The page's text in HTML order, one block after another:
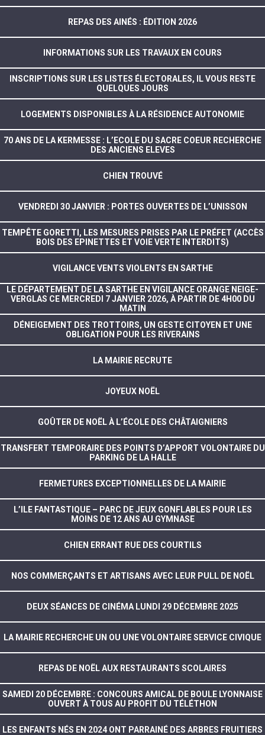
REPAS DES AINÉS : ÉDITION 2026
INFORMATIONS SUR LES TRAVAUX EN COURS
INSCRIPTIONS SUR LES LISTES ÉLECTORALES, IL VOUS RESTE
QUELQUES JOURS
LOGEMENTS DISPONIBLES À LA RÉSIDENCE AUTONOMIE
70 ANS DE LA KERMESSE : L’ECOLE DU SACRE COEUR RECHERCHE
DES ANCIENS ELEVES
CHIEN TROUVÉ
VENDREDI 30 JANVIER : PORTES OUVERTES DE L’UNISSON
TEMPÊTE GORETTI, LES MESURES PRISES PAR LE PRÉFET (ACCÈS
BOIS DES EPINETTES ET VOIE VERTE INTERDITS)
VIGILANCE VENTS VIOLENTS EN SARTHE
LE DÉPARTEMENT DE LA SARTHE EN VIGILANCE ORANGE NEIGE-
VERGLAS CE MERCREDI 7 JANVIER 2026, À PARTIR DE 4H00 DU
MATIN
DÉNEIGEMENT DES TROTTOIRS, UN GESTE CITOYEN ET UNE
OBLIGATION POUR LES RIVERAINS
LA MAIRIE RECRUTE
JOYEUX NOËL
GOÛTER DE NOËL À L’ÉCOLE DES CHÂTAIGNIERS
TRANSFERT TEMPORAIRE DES POINTS D’APPORT VOLONTAIRE DU
PARKING DE LA HALLE
FERMETURES EXCEPTIONNELLES DE LA MAIRIE
L’ILE FANTASTIQUE – PARC DE JEUX GONFLABLES POUR LES
MOINS DE 12 ANS AU GYMNASE
CHIEN ERRANT RUE DES COURTILS
NOS COMMERÇANTS ET ARTISANS AVEC LEUR PULL DE NOËL
DEUX SÉANCES DE CINÉMA LUNDI 29 DÉCEMBRE 2025
LA MAIRIE RECHERCHE UN OU UNE VOLONTAIRE SERVICE CIVIQUE
REPAS DE NOËL AUX RESTAURANTS SCOLAIRES
SAMEDI 20 DÉCEMBRE : CONCOURS AMICAL DE BOULE LYONNAISE
OUVERT À TOUS AU PROFIT DU TÉLÉTHON
LES ENFANTS NÉS EN 2024 ONT PARRAINÉ DES ARBRES FRUITIERS